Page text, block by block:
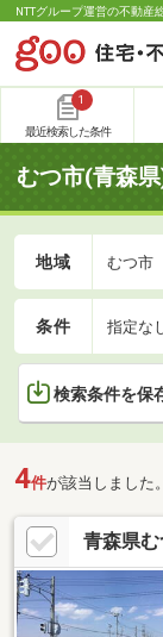
NTTグループ運営の不動産
1
最近検索した条件
むつ市(青森
地域 むつ市
条件 指定な
検索条件を保
4件が該当しました。
青森県